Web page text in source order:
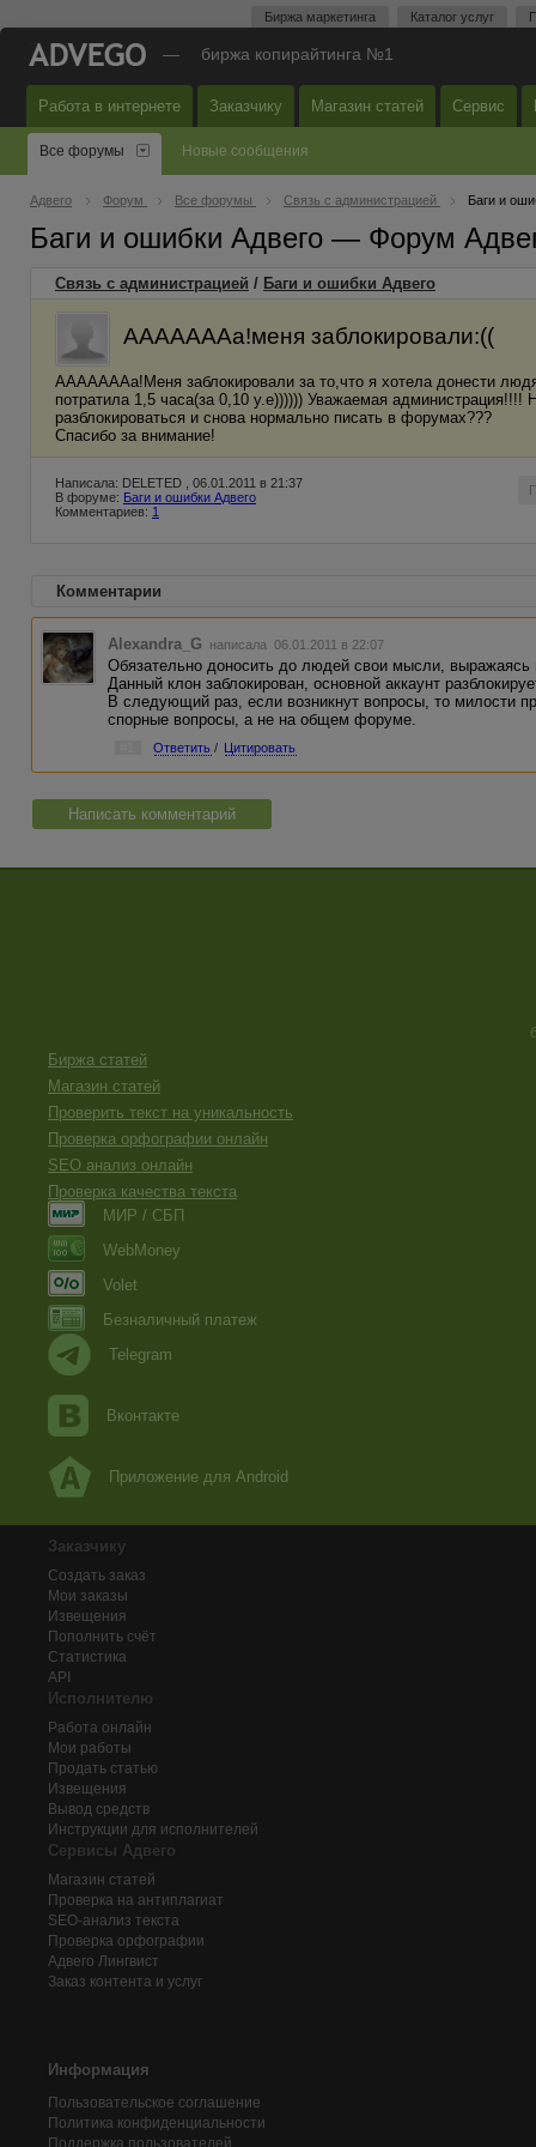
Биржа маркетинга Каталог услуг
— биржа копирайтинга №1
Работа в интернете Заказчику Магазин статей Сервис
Все форумы Новые сообщения
Адвего Форум Все форумы Связь с администрацией Баги и
Баги и ошибки Адвего — Форум
Связь с администрацией / Баги и ошибки Адвего
АААААААа!меня заблокировали:((
АААААААа!Меня заблокировали за то,что я хотела донести
потратила 1,5 часа(за 0,10 у.е)))))) Уважаемая
разблокирoваться и снова нормально писать в форумах???
Спасибо за внимание!
Написала: DELETED , 06.01.2011 в 21:37
В форуме: Баги и ошибки Адвего
Комментариев: 1
Комментарии
Alexandra_G написала 06.01.2011 в 22:07
Обязательно доносить до людей свои мысли, выражаясь
Данный клон заблокирован, основной аккаунт
В следующий раз, если возникнут вопросы, то милости
спорные вопросы, а не на общем форуме.
Ответить / Цитировать
Написать комментарий
Биржа статей
Магазин статей
Проверить текст на уникальность
Проверка орфографии онлайн
SEO анализ онлайн
Проверка качества текста
МИР / СБП
WebMoney
Volet
Безналичный платеж
Telegram
Вконтакте
Приложение для Android
Заказчику
Создать заказ
Мои заказы
Извещения
Пополнить счёт
Статистика
API
Исполнителю
Работа онлайн
Мои работы
Продать статью
Извещения
Вывод средств
Инструкции для исполнителей
Сервисы Адвего
Магазин статей
Проверка на антиплагиат
SEO-анализ текста
Проверка орфографии
Адвего Лингвист
Заказ контента и услуг
Информация
Пользовательское соглашение
Политика конфиденциальности
Поддержка пользователей